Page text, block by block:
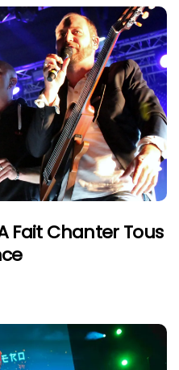
Fait Chanter Tous